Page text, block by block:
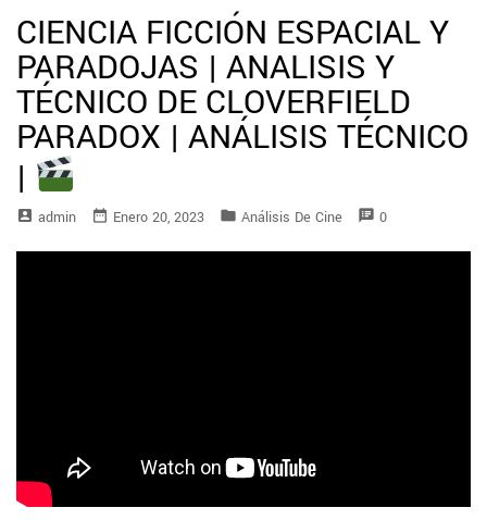
CIENCIA FICCIÓN ESPACIAL Y
PARADOJAS | ANALISIS Y
TÉCNICO DE CLOVERFIELD
PARADOX | ANÁLISIS TÉCNICO
|
account_box Admin date_range Enero 20, 2023 folder Análisis De Cine speaker_notes 0